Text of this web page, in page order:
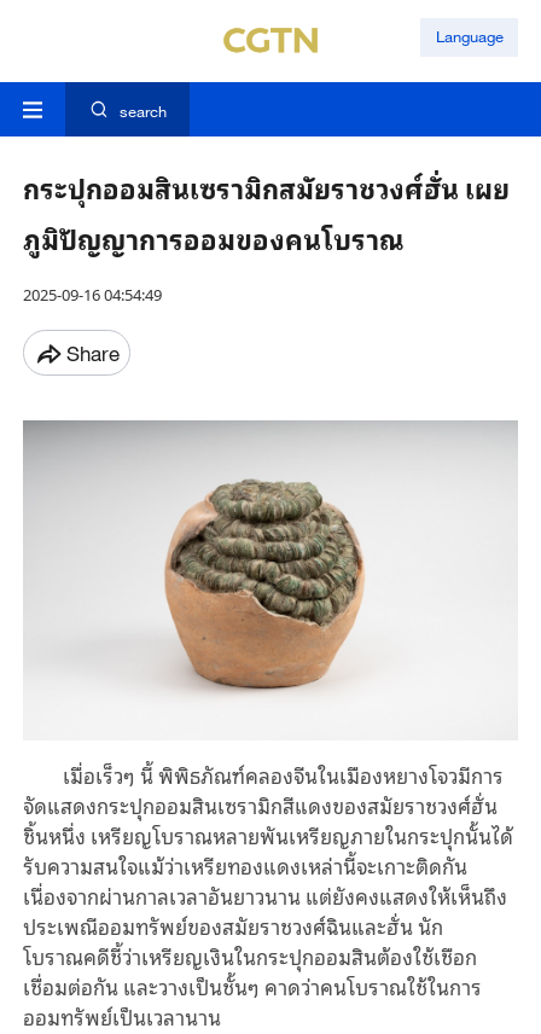
Language
search
กระปุกออมสินเซรามิกสมัยราชวงศ์ฮั่น เผย
ภูมิปัญญาการออมของคนโบราณ
2025-09-16 04:54:49
Share
เมื่อเร็วๆ นี้ พิพิธภัณฑ์คลองจีนในเมืองหยางโจวมีการ
จัดแสดงกระปุกออมสินเซรามิกสีแดงของสมัยราชวงศ์ฮั่น
ชิ้นหนึ่ง เหรียญโบราณหลายพันเหรียญภายในกระปุกนั้นได้
รับความสนใจแม้ว่าเหรียทองแดงเหล่านี้จะเกาะติดกัน
เนื่องจากผ่านกาลเวลาอันยาวนาน แต่ยังคงแสดงให้เห็นถึง
ประเพณีออมทรัพย์ของสมัยราชวงศ์ฉินและฮั่น นัก
โบราณคดีชี้ว่าเหรียญเงินในกระปุกออมสินต้องใช้เชือก
เชื่อมต่อกัน และวางเป็นชั้นๆ คาดว่าคนโบราณใช้ในการ
ออมทรัพย์เป็นเวลานาน